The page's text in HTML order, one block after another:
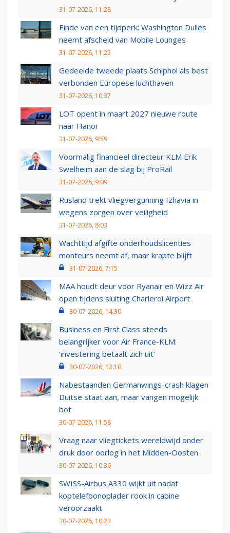
31-07-2026, 11:28
Einde van een tijdperk: Washington Dulles
neemt afscheid van Mobile Lounges
31-07-2026, 11:25
Gedeelde tweede plaats Schiphol als best
verbonden Europese luchthaven
31-07-2026, 10:37
LOT opent in maart 2027 nieuwe route
naar Hanoi
31-07-2026, 9:59
Voormalig financieel directeur KLM Erik
Swelheim aan de slag bij ProRail
31-07-2026, 9:09
Rusland trekt vliegvergunning Izhavia in
wegens zorgen over veiligheid
31-07-2026, 8:03
Wachttijd afgifte onderhoudslicenties
monteurs neemt af, maar krapte blijft
31-07-2026, 7:15
MAA houdt deur voor Ryanair en Wizz Air
open tijdens sluiting Charleroi Airport
30-07-2026, 14:30
Business en First Class steeds
belangrijker voor Air France-KLM:
‘investering betaalt zich uit’
30-07-2026, 12:10
Nabestaanden Germanwings-crash klagen
Duitse staat aan, maar vangen mogelijk
bot
30-07-2026, 11:58
Vraag naar vliegtickets wereldwijd onder
druk door oorlog in het Midden-Oosten
30-07-2026, 10:36
SWISS-Airbus A330 wijkt uit nadat
koptelefoonoplader rook in cabine
veroorzaakt
30-07-2026, 10:23